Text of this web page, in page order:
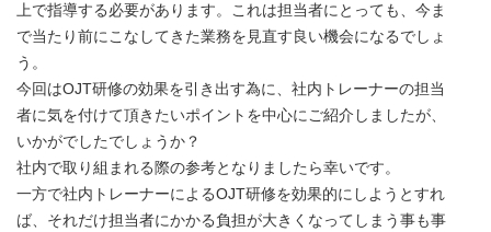
上で指導する必要があります。これは担当者にとっても、今ま
で当たり前にこなしてきた業務を見直す良い機会になるでしょ
う。
今回はOJT研修の効果を引き出す為に、社内トレーナーの担当
者に気を付けて頂きたいポイントを中心にご紹介しましたが、
いかがでしたでしょうか？
社内で取り組まれる際の参考となりましたら幸いです。
一方で社内トレーナーによるOJT研修を効果的にしようとすれ
ば、それだけ担当者にかかる負担が大きくなってしまう事も事